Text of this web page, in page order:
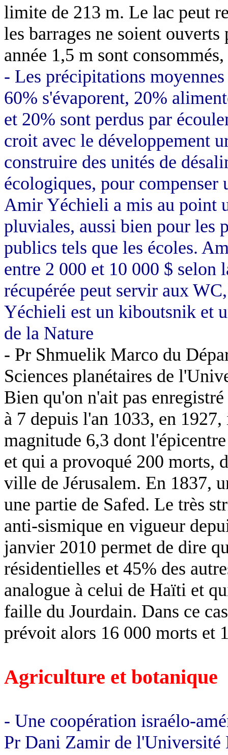
limite de 213 m. Le lac peut
les barrages ne soient
année 1,5 m sont
- Les précipitations
60% s'évaporent, 20%
et 20% sont perdus par
croit avec le développement
construire des unités de
écologiques, pour
Amir Yéchieli a mis au point
pluviales, aussi bien pour les
publics tels que les écoles.
entre 2 000 et 10 000 $ selon
récupérée peut servir aux
Yéchieli est un kiboutsnik et
de la Nature
- Pr Shmuelik Marco du
Sciences planétaires de
Bien qu'on n'ait pas
à 7 depuis l'an 1033, en
magnitude 6,3 dont
et qui a provoqué 200 morts,
ville de Jérusalem. En 1837,
une partie de Safed. Le très
anti-sismique en vigueur
janvier 2010 permet de dire
résidentielles et 45% des
analogue à celui de Haïti et
faille du Jourdain. Dans ce
prévoit alors 16 000 morts et
Agriculture et botanique
- Une coopération israélo-
Pr Dani Zamir de l'Université